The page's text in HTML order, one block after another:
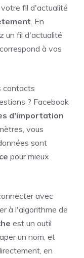
fil d'actualité
. En
un fil d'actualité
à vos
contacts
? Facebook
d'importation
vous
sont
pour mieux
avec
à l'algorithme de
est un outil
un nom, et
en